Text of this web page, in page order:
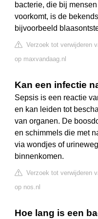
bacterie, die bij
voorkomt, is de
bijvoorbeeld
Verzoek tot verwijderen
op maxvandaag.nl
Kan een infectie
Sepsis is een reactie
en kan leiden tot
van organen. De
en schimmels die met
via wondjes of
binnenkomen.
Verzoek tot verwijderen
op nos.nl
Hoe lang is een